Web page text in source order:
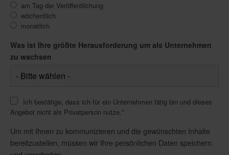
am Tag der Veröffentlichung
wöchentlich
monatlich
Was ist Ihre größte Herausforderung um als Unternehmen
zu wachsen
Ich bestätige, dass ich für ein Unternehmen tätig bin und dieses
Angebot nicht als Privatperson nutze.*
Um mit Ihnen zu kommunizieren und die gewünschten Inhalte
bereitzustellen, müssen wir Ihre persönlichen Daten speichern